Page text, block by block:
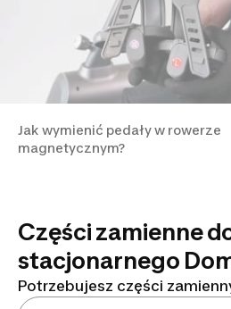
Jak wymienić pedały w rowerze
magnetycznym?
Części zamienne
stacjonarnego
Potrzebujesz części